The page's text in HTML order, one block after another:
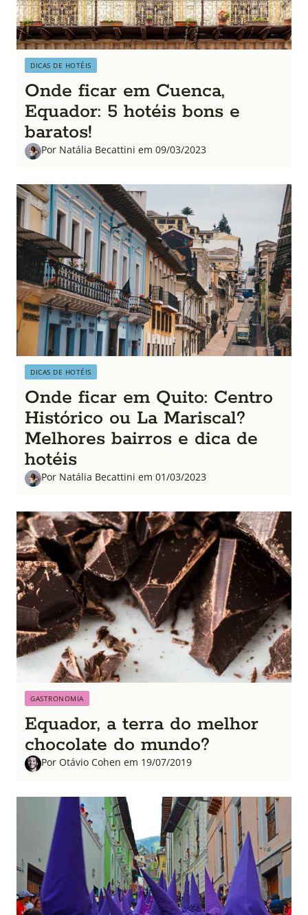
DICAS DE HOTÉIS
Onde ficar em Cuenca,
Equador: 5 hotéis bons e
baratos!
Por Natália Becattini em 09/03/2023
DICAS DE HOTÉIS
Onde ficar em Quito: Centro
Histórico ou La Mariscal?
Melhores bairros e dica de
hotéis
Por Natália Becattini em 01/03/2023
GASTRONOMIA
Equador, a terra do melhor
chocolate do mundo?
Por Otávio Cohen em 19/07/2019